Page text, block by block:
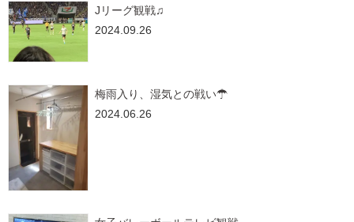
Jリーグ観戦♫
2024.09.26
梅雨入り、湿気との戦い☂
2024.06.26